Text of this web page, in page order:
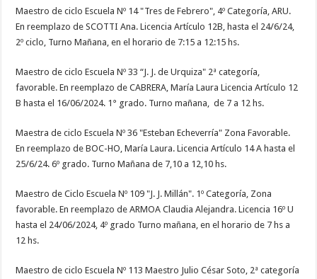
Maestro de ciclo Escuela Nº 14 "Tres de Febrero", 4º Categoría, ARU.
En reemplazo de SCOTTI Ana. Licencia Artículo 12B, hasta el 24/6/24,
2º ciclo, Turno Mañana, en el horario de 7:15 a 12:15 hs.
Maestro de ciclo Escuela Nº 33 “J. J. de Urquiza" 2ª categoría,
favorable. En reemplazo de CABRERA, María Laura Licencia Artículo 12
B hasta el 16/06/2024. 1° grado. Turno mañana, de 7 a 12 hs.
Maestra de ciclo Escuela Nº 36 "Esteban Echeverría" Zona Favorable.
En reemplazo de BOC-HO, María Laura. Licencia Artículo 14 A hasta el
25/6/24. 6º grado. Turno Mañana de 7,10 a 12,10 hs.
Maestro de Ciclo Escuela Nº 109 "J. J. Millán". 1º Categoría, Zona
favorable. En reemplazo de ARMOA Claudia Alejandra. Licencia 16º U
hasta el 24/06/2024, 4º grado Turno mañana, en el horario de 7 hs a
12 hs.
Maestro de ciclo Escuela Nº 113 Maestro Julio César Soto, 2ª categoría